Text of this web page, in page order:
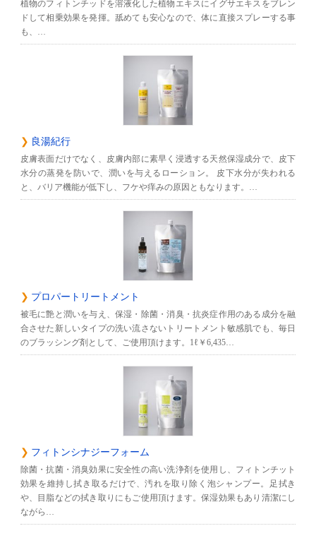
植物のフィトンチッドを溶液化した植物エキスにイグサエキスをブレン
ドして相乗効果を発揮。舐めても安心なので、体に直接スプレーする事
も、…
良湯紀行
皮膚表面だけでなく、皮膚内部に素早く浸透する天然保湿成分で、皮下
水分の蒸発を防いで、潤いを与えるローション。 皮下水分が失われる
と、バリア機能が低下し、フケや痒みの原因ともなります。…
プロパートリートメント
被毛に艶と潤いを与え、保湿・除菌・消臭・抗炎症作用のある成分を融
合させた新しいタイプの洗い流さないトリートメント敏感肌でも、毎日
のブラッシング剤として、ご使用頂けます。1ℓ￥6,435…
フィトンシナジーフォーム
除菌・抗菌・消臭効果に安全性の高い洗浄剤を使用し、フィトンチット
効果を維持し拭き取るだけで、汚れを取り除く泡シャンプー。足拭き
や、目脂などの拭き取りにもご使用頂けます。保湿効果もあり清潔にし
ながら…